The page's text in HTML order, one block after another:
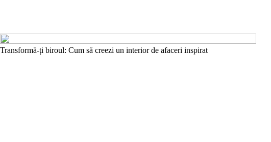
Transformă-ți biroul: Cum să creezi un interior de afaceri inspirat